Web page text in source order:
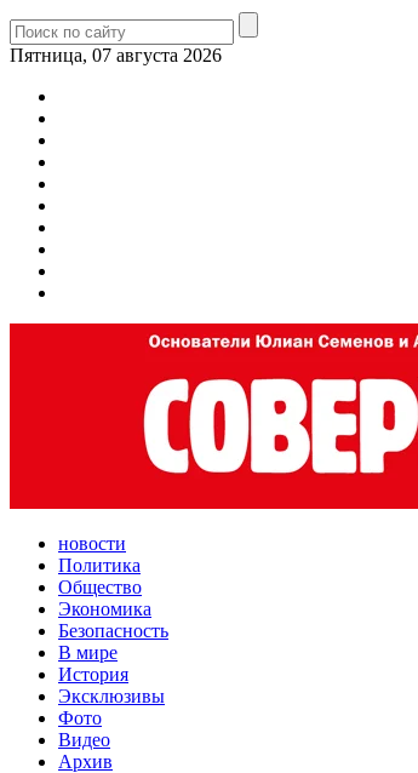
Пятница, 07 августа 2026
новости
Политика
Общество
Экономика
Безопасность
В мире
История
Эксклюзивы
Фото
Видео
Архив